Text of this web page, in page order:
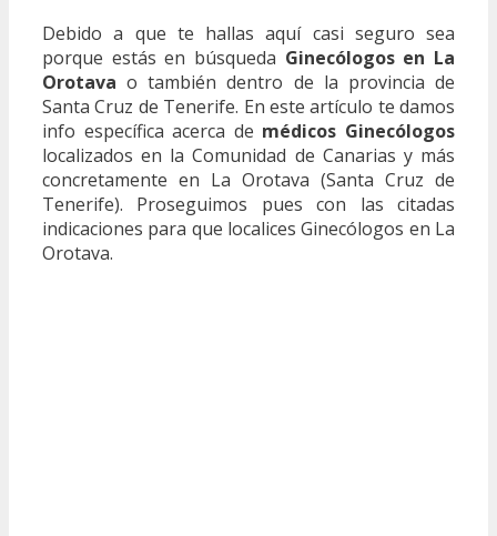
Debido a que te hallas aquí casi seguro sea
porque estás en búsqueda Ginecólogos en La
Orotava o también dentro de la provincia de
Santa Cruz de Tenerife. En este artículo te damos
info específica acerca de médicos Ginecólogos
localizados en la Comunidad de Canarias y más
concretamente en La Orotava (Santa Cruz de
Tenerife). Proseguimos pues con las citadas
indicaciones para que localices Ginecólogos en La
Orotava.